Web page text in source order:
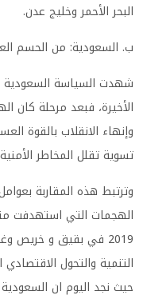
البحر الأحمر وخليج عدن.
ب. السعودية: من الحسم
شهدت السياسة السعودية
الأخيرة، فبعد مرحلة كان
وإنهاء الانقلاب بالقوة
تسوية تقلل المخاطر
وترتبط هذه المقاربة
الهجمات التي استهدفت
2019 في بقيق و خريص
التنمية والتحول الاقتصادي
حيث نجد اليوم ان